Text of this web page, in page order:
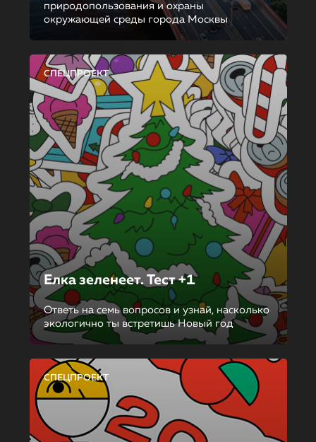
природопользования и охраны
окружающей среды города Москвы
СПЕЦПРОЕКТ
Елка зеленеет. Тест +1
Ответь на семь вопросов и узнай, насколько
экологично ты встретишь Новый год
СПЕЦПРОЕКТ